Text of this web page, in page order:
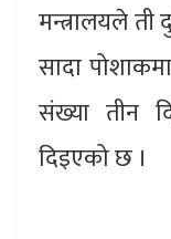
मन्त्रालयले ती
सादा
संख्या तीन
दिइएको छ ।